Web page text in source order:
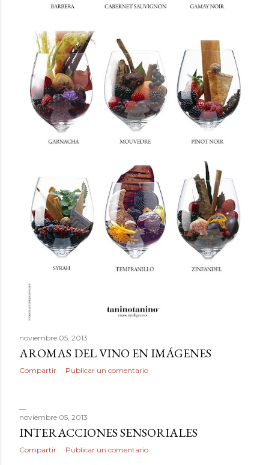
noviembre 05, 2013
AROMAS DEL VINO EN IMÁGENES
Compartir Publicar un comentario
noviembre 05, 2013
INTERACCIONES SENSORIALES
Compartir Publicar un comentario